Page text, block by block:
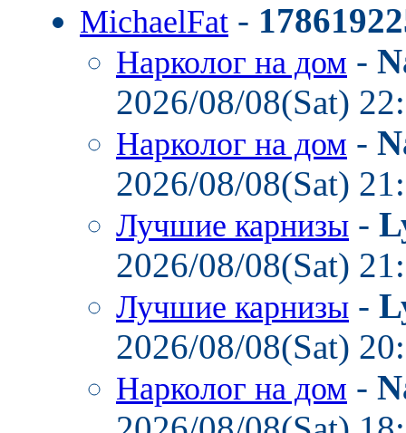
MichaelFat -
Нарколог на дом -
2026/08/08(Sat)
Нарколог на дом -
2026/08/08(Sat)
Лучшие карнизы -
2026/08/08(Sat)
Лучшие карнизы -
2026/08/08(Sat)
Нарколог на дом -